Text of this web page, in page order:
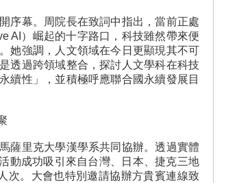
序幕。周院長在致詞中指出，當前正處
AI）崛起的十字路口，科技雖然帶來便
她強調，人文領域在今日更顯現其不可
透過跨領域整合，探討人文學科在科技
續性」，並積極呼應聯合國永續發展目
薩里克大學漢學系共同協辦。透過實體
動成功吸引來自台灣、日本、捷克三地
次。大會也特別邀請協辦方貴賓連線致